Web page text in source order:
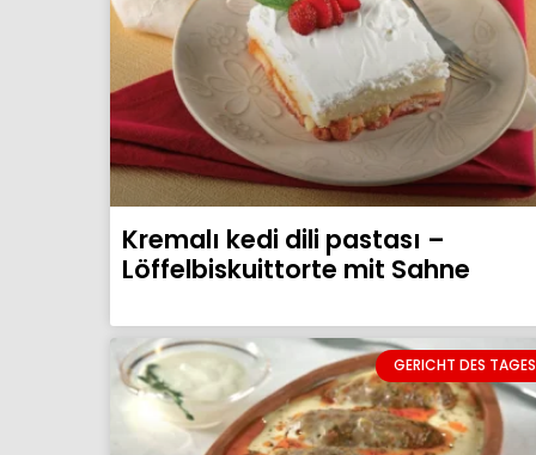
Kremalı kedi dili pastası –
Löffelbiskuittorte mit Sahne
GERICHT DES TAGES